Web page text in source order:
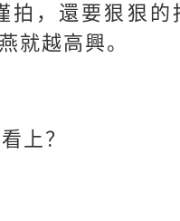
拍，還要狠狠
就越高興。
上？